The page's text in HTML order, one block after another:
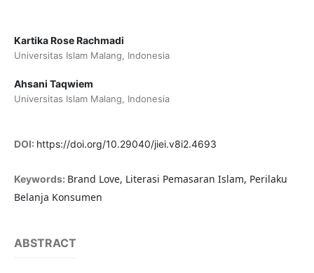
Kartika Rose Rachmadi
Universitas Islam Malang, Indonesia
Ahsani Taqwiem
Universitas Islam Malang, Indonesia
DOI: https://doi.org/10.29040/jiei.v8i2.4693
Keywords: Brand Love, Literasi Pemasaran Islam, Perilaku
Belanja Konsumen
ABSTRACT